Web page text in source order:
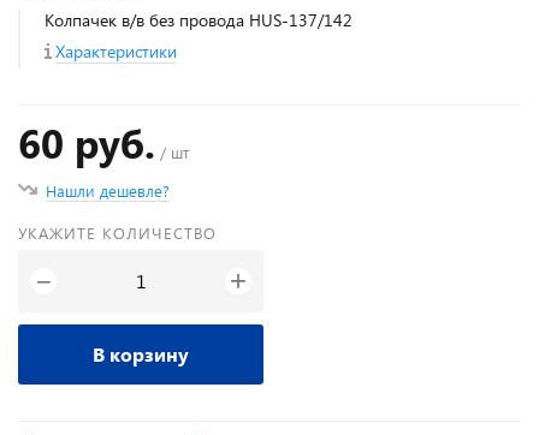
Колпачек в/в без провода HUS-137/142
Характеристики
60 руб. / шт
Нашли дешевле?
УКАЖИТЕ КОЛИЧЕСТВО
− +
В корзину